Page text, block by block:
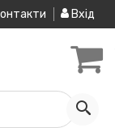
Вхід